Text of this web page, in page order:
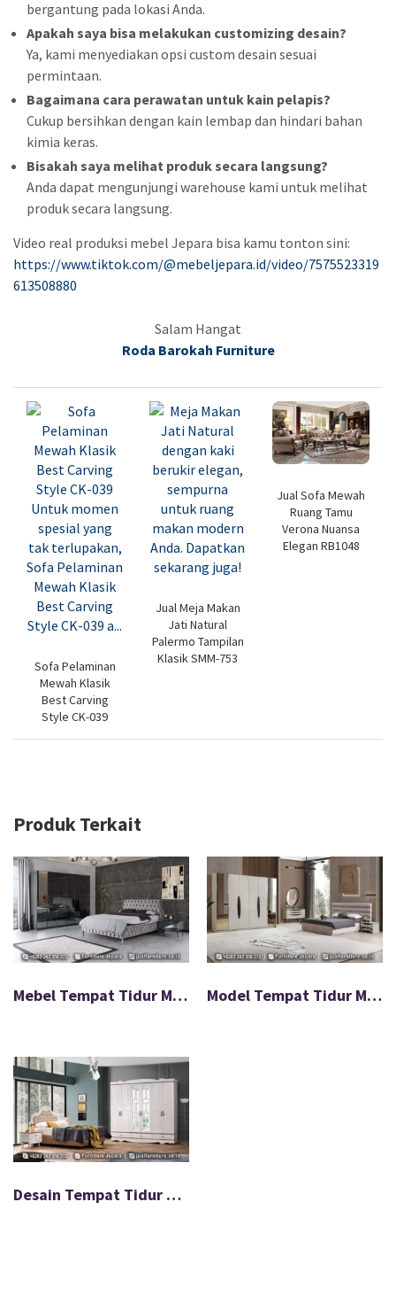
bergantung pada lokasi Anda.
Apakah saya bisa melakukan customizing desain?
Ya, kami menyediakan opsi custom desain sesuai
permintaan.
Bagaimana cara perawatan untuk kain pelapis?
Cukup bersihkan dengan kain lembap dan hindari bahan
kimia keras.
Bisakah saya melihat produk secara langsung?
Anda dapat mengunjungi warehouse kami untuk melihat
produk secara langsung.
Video real produksi mebel Jepara bisa kamu tonton sini:
https://www.tiktok.com/@mebeljepara.id/video/7575523319
613508880
Salam Hangat
Roda Barokah Furniture
Sofa Pelaminan
Mewah Klasik
Best Carving
Style CK-039
Jual Meja Makan
Jati Natural
Palermo Tampilan
Klasik SMM-753
Jual Sofa Mewah
Ruang Tamu
Verona Nuansa
Elegan RB1048
Produk Terkait
Mebel Tempat Tidur Minimalis Modern Termurah FS-035 Model Tempat Tidur Minimalis Desain Terbaru Modern FS-058
Desain Tempat Tidur Ukir Minimalis Modern FS-069